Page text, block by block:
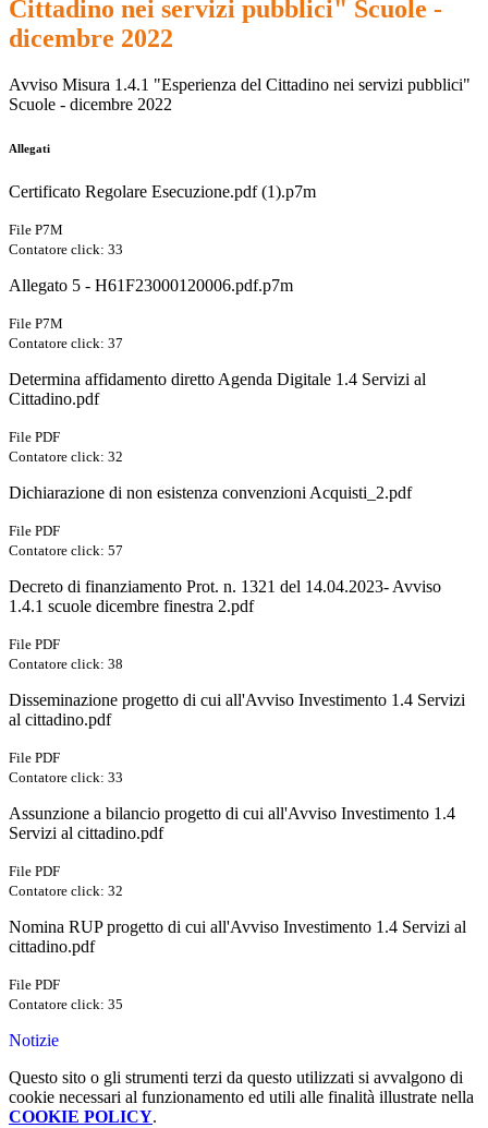
Cittadino nei servizi pubblici" Scuole -
dicembre 2022
Avviso Misura 1.4.1 "Esperienza del Cittadino nei servizi pubblici"
Scuole - dicembre 2022
Allegati
Certificato Regolare Esecuzione.pdf (1).p7m
File P7M
Contatore click: 33
Allegato 5 - H61F23000120006.pdf.p7m
File P7M
Contatore click: 37
Determina affidamento diretto Agenda Digitale 1.4 Servizi al
Cittadino.pdf
File PDF
Contatore click: 32
Dichiarazione di non esistenza convenzioni Acquisti_2.pdf
File PDF
Contatore click: 57
Decreto di finanziamento Prot. n. 1321 del 14.04.2023- Avviso
1.4.1 scuole dicembre finestra 2.pdf
File PDF
Contatore click: 38
Disseminazione progetto di cui all'Avviso Investimento 1.4 Servizi
al cittadino.pdf
File PDF
Contatore click: 33
Assunzione a bilancio progetto di cui all'Avviso Investimento 1.4
Servizi al cittadino.pdf
File PDF
Contatore click: 32
Nomina RUP progetto di cui all'Avviso Investimento 1.4 Servizi al
cittadino.pdf
File PDF
Contatore click: 35
Notizie
Questo sito o gli strumenti terzi da questo utilizzati si avvalgono di
cookie necessari al funzionamento ed utili alle finalità illustrate nella
COOKIE POLICY.